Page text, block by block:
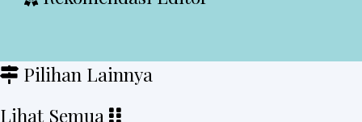
Pilihan Lainnya
Lihat Semua